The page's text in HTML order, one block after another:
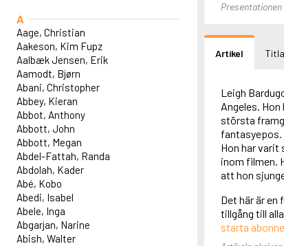
A
Aage, Christian
Aakeson, Kim Fupz
Aalbæk Jensen, Erik
Aamodt, Bjørn
Abani, Christopher
Abbey, Kieran
Abbot, Anthony
Abbott, John
Abbott, Megan
Abdel-Fattah, Randa
Abdolah, Kader
Abé, Kobo
Abedi, Isabel
Abele, Inga
Abgarjan, Narine
Abish, Walter
Artikel
Leigh
Angeles.
största
fantasyepos.
Hon har
inom filmen.
att hon
Det här är
tillgång till
starta